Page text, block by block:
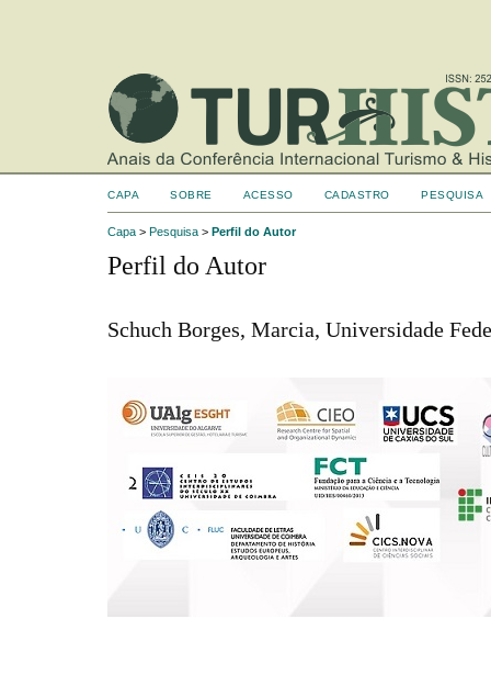
CAPA SOBRE ACESSO CADASTRO PESQUISA
Capa > Pesquisa > Perfil do Autor
Perfil do Autor
Schuch Borges, Marcia, Universidade